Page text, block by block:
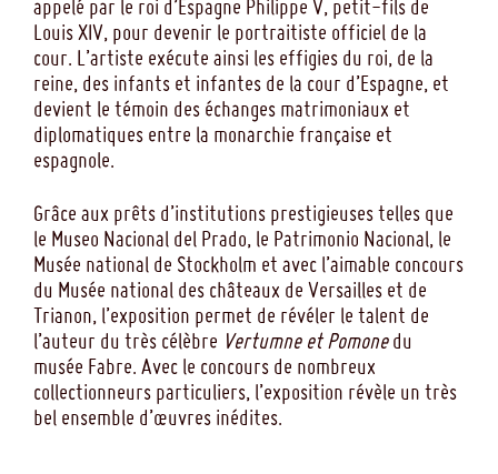
appelé par le roi d’Espagne Philippe V, petit-fils de
Louis XIV, pour devenir le portraitiste officiel de la
cour. L’artiste exécute ainsi les effigies du roi, de la
reine, des infants et infantes de la cour d’Espagne, et
devient le témoin des échanges matrimoniaux et
diplomatiques entre la monarchie française et
espagnole.
Grâce aux prêts d’institutions prestigieuses telles que
le Museo Nacional del Prado, le Patrimonio Nacional, le
Musée national de Stockholm et avec l’aimable concours
du Musée national des châteaux de Versailles et de
Trianon, l’exposition permet de révéler le talent de
l’auteur du très célèbre Vertumne et Pomonedu
musée Fabre. Avec le concours de nombreux
collectionneurs particuliers, l’exposition révèle un très
bel ensemble d’œuvres inédites.